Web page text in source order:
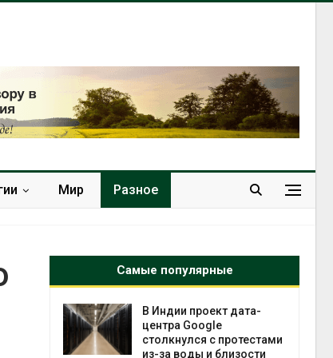
Мир Разное
Самые популярные
В Индии проект дата-
центра Google
столкнулся с протестами
из-за воды и близости